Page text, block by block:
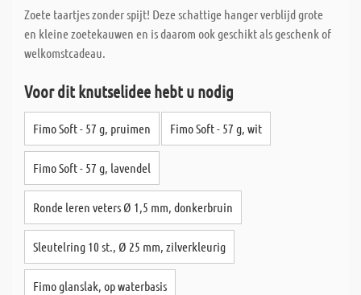
Zoete taartjes zonder spijt! Deze schattige hanger verblijd grote
en kleine zoetekauwen en is daarom ook geschikt als geschenk of
welkomstcadeau.
Voor dit knutselidee hebt u nodig
Fimo Soft - 57 g, pruimen Fimo Soft - 57 g, wit
Fimo Soft - 57 g, lavendel
Ronde leren veters Ø 1,5 mm, donkerbruin
Sleutelring 10 st., Ø 25 mm, zilverkleurig
Fimo glanslak, op waterbasis